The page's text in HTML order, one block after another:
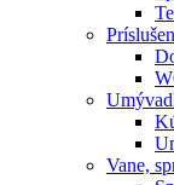
Vane,